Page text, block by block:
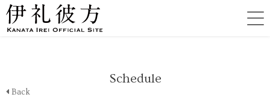
Schedule
Back